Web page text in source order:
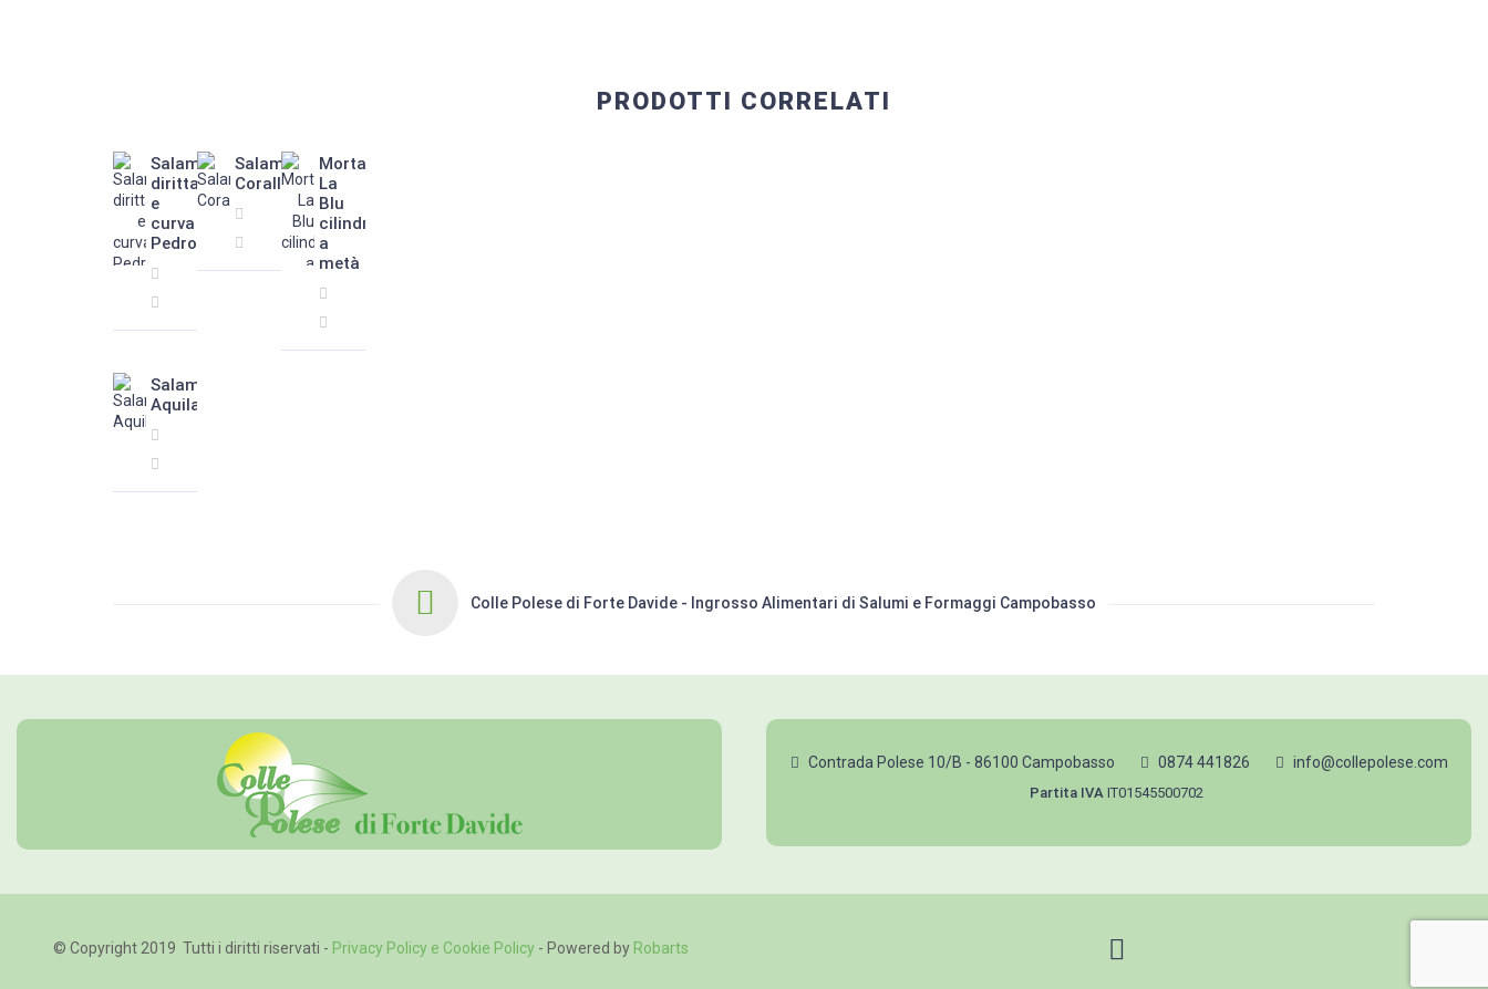
PRODOTTI CORRELATI
Salamella
diritta
e
curva
Pedroni
Salame
Corallina
Mortadella
La
Blu
cilindro
a
metà
Salame
Aquilano
Colle Polese di Forte Davide - Ingrosso Alimentari di Salumi e Formaggi Campobasso
Contrada Polese 10/B - 86100 Campobasso 0874 441826 info@collepolese.com
Partita IVA IT01545500702
© Copyright 2019 Tutti i diritti riservati - Privacy Policy e Cookie Policy- Powered by Robarts